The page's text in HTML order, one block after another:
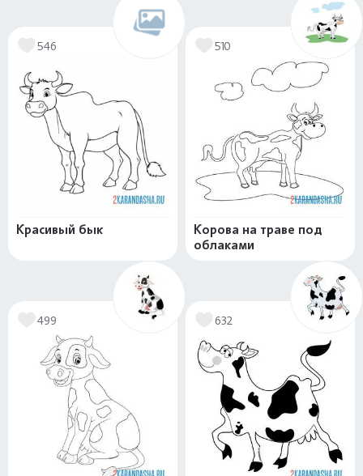
546
Красивый бык
510
Корова на траве под
облаками
499 632